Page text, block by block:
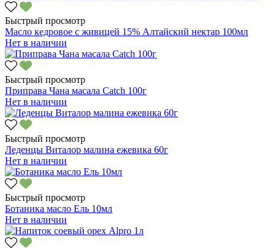
Быстрый просмотр
Масло кедровое с живицей 15% Алтайский нектар 100мл
Нет в наличии
Быстрый просмотр
Приправа Чана масала Catch 100г
Нет в наличии
Быстрый просмотр
Леденцы Виталор малина ежевика 60г
Нет в наличии
Быстрый просмотр
Ботаника масло Ель 10мл
Нет в наличии